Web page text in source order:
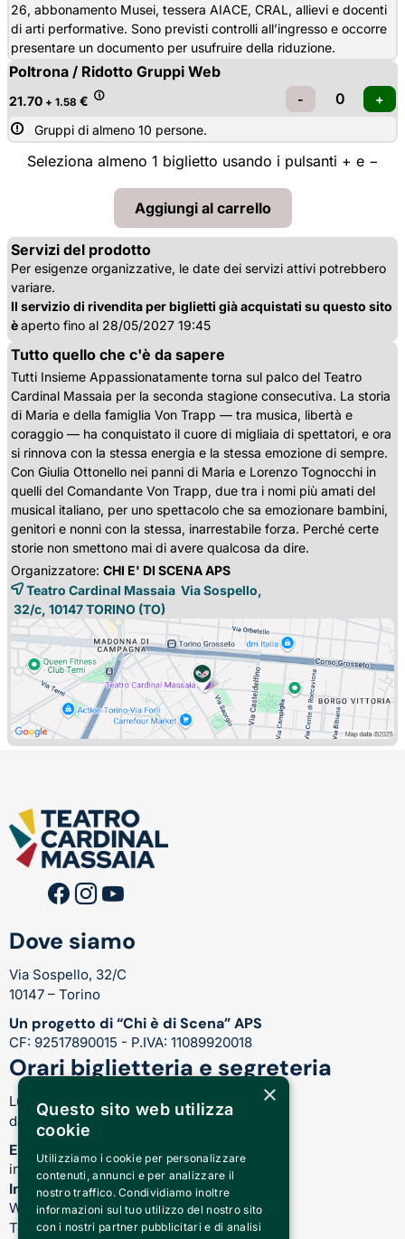
26, abbonamento Musei, tessera AIACE, CRAL, allievi e docenti
di arti performative. Sono previsti controlli all’ingresso e occorre
presentare un documento per usufruire della riduzione.
Poltrona / Ridotto Gruppi Web
21.70 + 1.58 €
Gruppi di almeno 10 persone.
Seleziona almeno 1 biglietto usando i pulsanti + e −
Servizi del prodotto
Per esigenze organizzative, le date dei servizi attivi potrebbero
variare.
Il servizio di rivendita per biglietti già acquistati su questo sito
èaperto fino al 28/05/2027 19:45
Tutto quello che c'è da sapere
Tutti Insieme Appassionatamente torna sul palco del Teatro
Cardinal Massaia per la seconda stagione consecutiva. La storia
di Maria e della famiglia Von Trapp — tra musica, libertà e
coraggio — ha conquistato il cuore di migliaia di spettatori, e ora
si rinnova con la stessa energia e la stessa emozione di sempre.
Con Giulia Ottonello nei panni di Maria e Lorenzo Tognocchi in
quelli del Comandante Von Trapp, due tra i nomi più amati del
musical italiano, per uno spettacolo che sa emozionare bambini,
genitori e nonni con la stessa, inarrestabile forza. Perché certe
storie non smettono mai di avere qualcosa da dire.
Organizzatore: CHI E' DI SCENA APS
Teatro Cardinal Massaia Via Sospello,
32/c, 10147 TORINO (TO)
Dove siamo
Via Sospello, 32/C
10147 – Torino
Un progetto di “Chi è di Scena” APS
CF: 92517890015 - P.IVA: 11089920018
Orari biglietteria e segreteria
Lunedì-Venerdì:
dalle 17.00 alle 21.00
Email
info@teatrocardinalmassaia.com
Informazioni su spettacoli e teatro
WhatsApp: 344 410 4477
Telefono: 011 221 6128
×
Questo sito web utilizza
cookie
Utilizziamo i cookie per personalizzare
contenuti, annunci e per analizzare il
nostro traffico. Condividiamo inoltre
informazioni sul tuo utilizzo del nostro sito
con i nostri partner pubblicitari e di analisi